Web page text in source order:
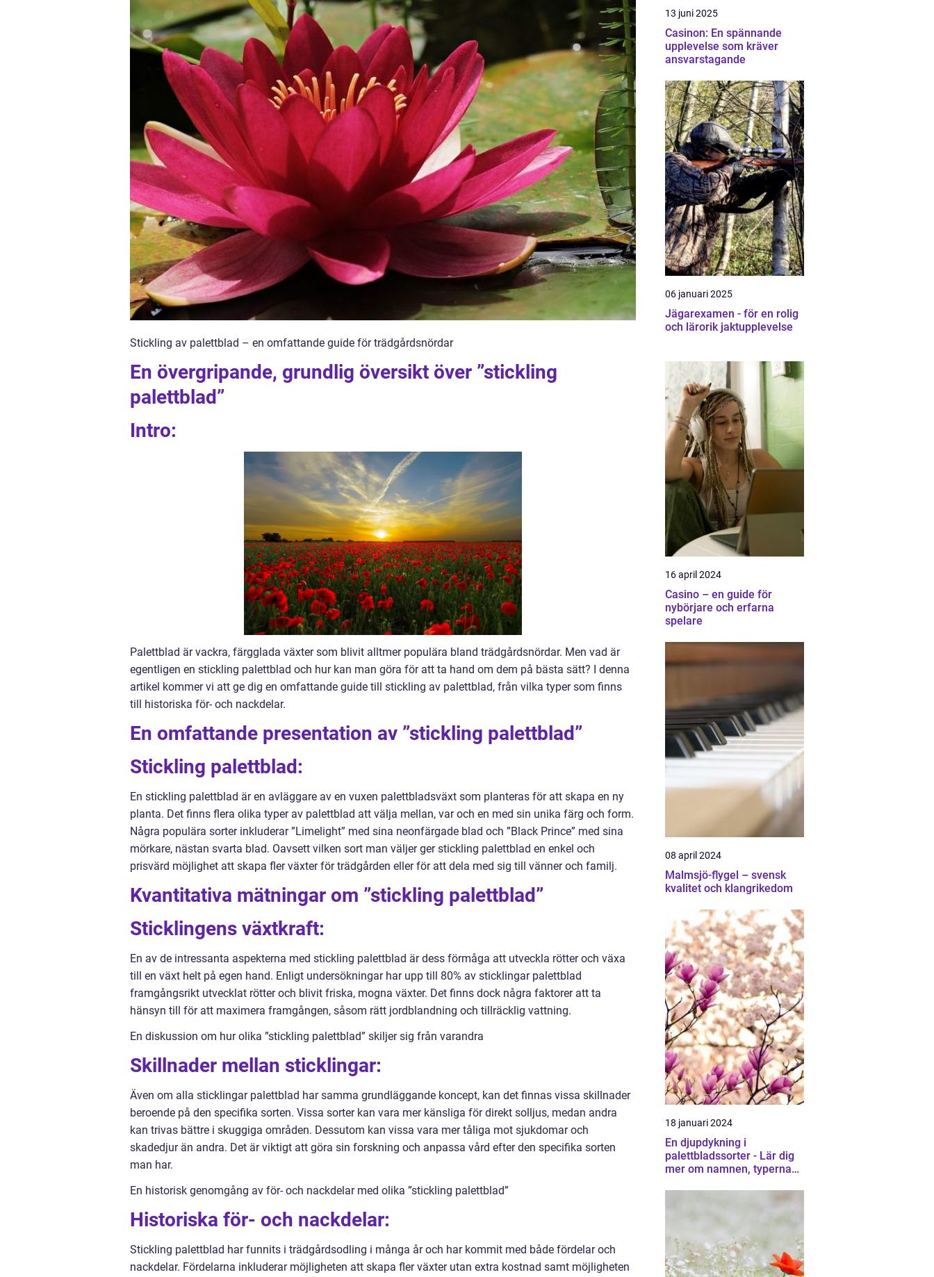
Stickling av palettblad – en omfattande guide för trädgårdsnördar
En övergripande, grundlig översikt över ”stickling
palettblad”
Intro:
Palettblad är vackra, färgglada växter som blivit alltmer populära bland trädgårdsnördar. Men vad är
egentligen en stickling palettblad och hur kan man göra för att ta hand om dem på bästa sätt? I denna
artikel kommer vi att ge dig en omfattande guide till stickling av palettblad, från vilka typer som finns
till historiska för- och nackdelar.
En omfattande presentation av ”stickling palettblad”
Stickling palettblad:
En stickling palettblad är en avläggare av en vuxen palettbladsväxt som planteras för att skapa en ny
planta. Det finns flera olika typer av palettblad att välja mellan, var och en med sin unika färg och form.
Några populära sorter inkluderar ”Limelight” med sina neonfärgade blad och ”Black Prince” med sina
mörkare, nästan svarta blad. Oavsett vilken sort man väljer ger stickling palettblad en enkel och
prisvärd möjlighet att skapa fler växter för trädgården eller för att dela med sig till vänner och familj.
Kvantitativa mätningar om ”stickling palettblad”
Sticklingens växtkraft:
En av de intressanta aspekterna med stickling palettblad är dess förmåga att utveckla rötter och växa
till en växt helt på egen hand. Enligt undersökningar har upp till 80% av sticklingar palettblad
framgångsrikt utvecklat rötter och blivit friska, mogna växter. Det finns dock några faktorer att ta
hänsyn till för att maximera framgången, såsom rätt jordblandning och tillräcklig vattning.
En diskussion om hur olika ”stickling palettblad” skiljer sig från varandra
Skillnader mellan sticklingar:
Även om alla sticklingar palettblad har samma grundläggande koncept, kan det finnas vissa skillnader
beroende på den specifika sorten. Vissa sorter kan vara mer känsliga för direkt solljus, medan andra
kan trivas bättre i skuggiga områden. Dessutom kan vissa vara mer tåliga mot sjukdomar och
skadedjur än andra. Det är viktigt att göra sin forskning och anpassa vård efter den specifika sorten
man har.
En historisk genomgång av för- och nackdelar med olika ”stickling palettblad”
Historiska för- och nackdelar:
Stickling palettblad har funnits i trädgårdsodling i många år och har kommit med både fördelar och
nackdelar. Fördelarna inkluderar möjligheten att skapa fler växter utan extra kostnad samt möjligheten
13 juni 2025
Casinon: En spännande
upplevelse som kräver
ansvarstagande
06 januari 2025
Jägarexamen - för en rolig
och lärorik jaktupplevelse
16 april 2024
Casino – en guide för
nybörjare och erfarna
spelare
08 april 2024
Malmsjö-flygel – svensk
kvalitet och klangrikedom
18 januari 2024
En djupdykning i
palettbladssorter - Lär dig
mer om namnen, typerna